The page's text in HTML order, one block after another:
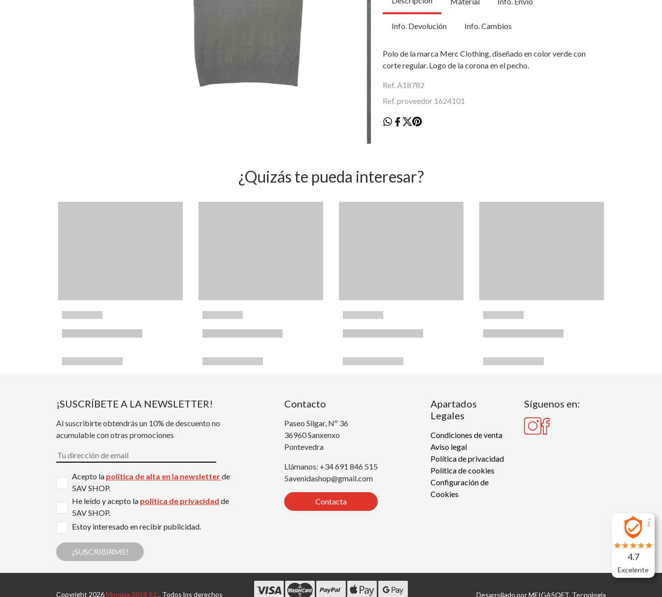
Info. Devolución Info. Cambios
Polo de la marca Merc Clothing, diseñado en color verde con
corte regular. Logo de la corona en el pecho.
Ref. A18782
Ref. proveedor 1624101
¿Quizás te pueda interesar?
¡SUSCRÍBETE A LA NEWSLETTER!
Al suscribirte obtendrás un 10% de descuento no
acumulable con otras promociones
Acepto la política de alta en la newsletterde
5AV SHOP.
He leído y acepto la política de privacidad de
5AV SHOP.
Estoy interesado en recibir publicidad.
¡SUSCRIBIRME!
Contacto
Paseo Silgar, Nº 36
36960 Sanxenxo
Pontevedra
Llámanos: +34 691 846 515
5avenidashop@gmail.com
Contacta
Apartados
Legales
Condiciones de venta
Aviso legal
Política de privacidad
Política de cookies
Configuración de
Cookies
Síguenos en:
Copyright 2026Moraiva 2018 S.L.. Todos los derechos Desarrollado porMEIGASOFT. Tecnología
4.7
Excelente